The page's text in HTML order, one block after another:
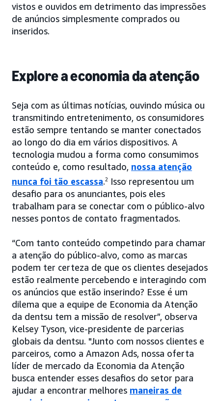
vistos e ouvidos em detrimento das impressões
de anúncios simplesmente comprados ou
inseridos.
Explore a economia da atenção
Seja com as últimas notícias, ouvindo música ou
transmitindo entretenimento, os consumidores
estão sempre tentando se manter conectados
ao longo do dia em vários dispositivos. A
tecnologia mudou a forma como consumimos
conteúdo e, como resultado, nossa atenção
nunca foi tão escassa.2
Isso representou um
desafio para os anunciantes, pois eles
trabalham para se conectar com o público-alvo
nesses pontos de contato fragmentados.
“Com tanto conteúdo competindo para chamar
a atenção do público-alvo, como as marcas
podem ter certeza de que os clientes desejados
estão realmente percebendo e interagindo com
os anúncios que estão inserindo? Esse é um
dilema que a equipe de Economia da Atenção
da dentsu tem a missão de resolver”, observa
Kelsey Tyson, vice-presidente de parcerias
globais da dentsu. "Junto com nossos clientes e
parceiros, como a Amazon Ads, nossa oferta
líder de mercado da Economia da Atenção
busca entender esses desafios do setor para
ajudar a encontrar melhores maneiras de